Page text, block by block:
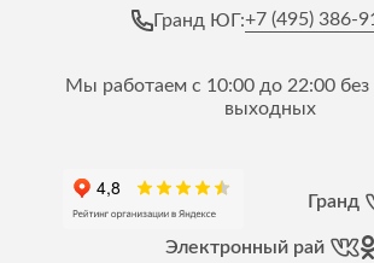
Гранд ЮГ:+7 (495) 386-
Мы работаем с 10:00 до 22:00 без
выходных
Гранд
Электронный рай